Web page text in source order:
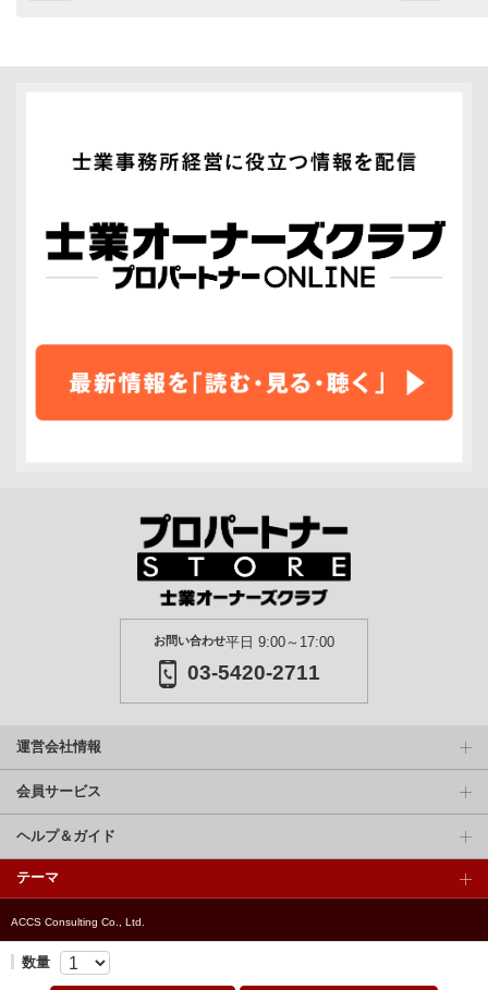
数量
お問い合わせ平日 9:00～17:00
03-5420-2711
運営会社情報
会員サービス
ヘルプ＆ガイド
テーマ
ACCS Consulting Co., Ltd.